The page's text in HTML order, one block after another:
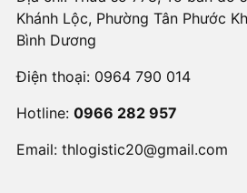
Khánh Lộc, Phường Tân Phước
Bình Dương
Điện thoại: 0964 790 014
Hotline: 0966 282 957
Email: thlogistic20@gmail.com